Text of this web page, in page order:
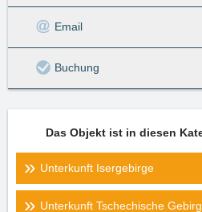
Email
Buchung
Das Objekt ist in diesen
Unterkunft Isergebirge
Unterkunft Tschechische